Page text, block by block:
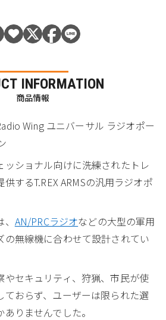
INFORMATION
商品情報
Wing ユニバーサル ラジオポー
ッショナル向けに洗練されたトレ
するT.REX ARMSの汎用ラジオポ
AN/PRCラジオなどの大型の軍用
の無線機に合わせて設計されてい
やセキュリティ、狩猟、市民が使
ておらず、ユーザーは限られた選
りませんでした。